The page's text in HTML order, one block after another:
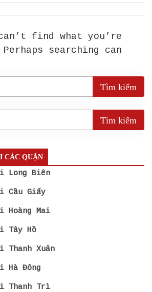
find what you’re
searching can
CÁC QUẬN
Long Biên
Cầu Giấy
Hoàng Mai
Tây Hồ
Xuân
Hà Đông
Thanh Trì